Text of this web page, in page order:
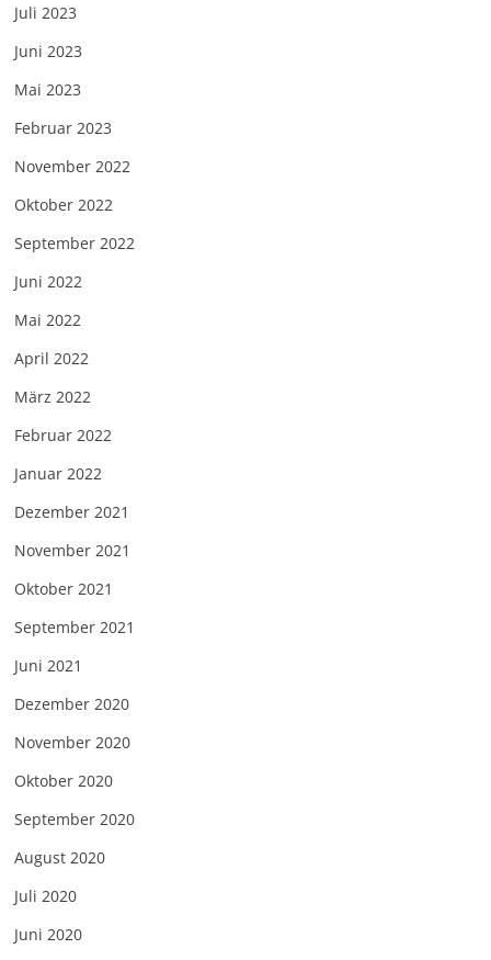
Juli 2023
Juni 2023
Mai 2023
Februar 2023
November 2022
Oktober 2022
September 2022
Juni 2022
Mai 2022
April 2022
März 2022
Februar 2022
Januar 2022
Dezember 2021
November 2021
Oktober 2021
September 2021
Juni 2021
Dezember 2020
November 2020
Oktober 2020
September 2020
August 2020
Juli 2020
Juni 2020